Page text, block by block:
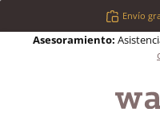
Saltar al contenido principal
Envío
Asesoramiento: